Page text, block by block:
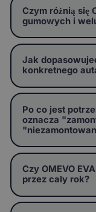
Czym różnią się
gumowych i
Jak
konkretnego
Po co jest
oznacza
Czy OMEVO
przez cały rok?